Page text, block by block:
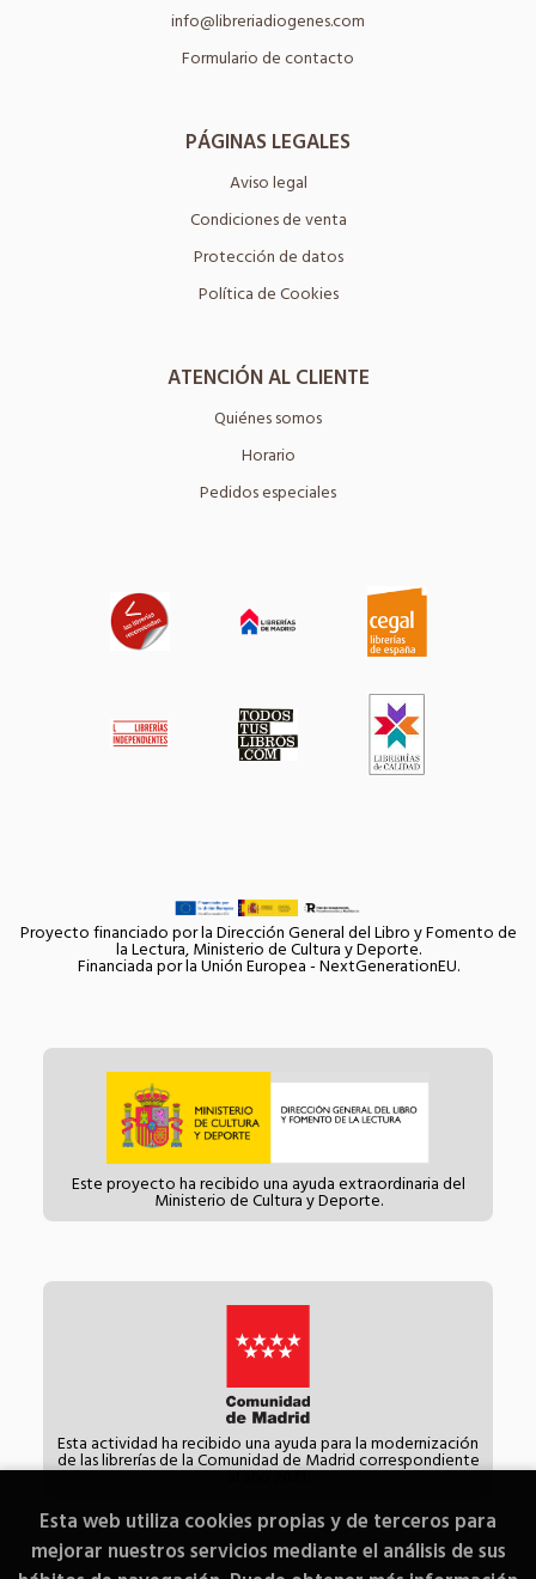
info@libreriadiogenes.com
Formulario de contacto
PÁGINAS LEGALES
Aviso legal
Condiciones de venta
Protección de datos
Política de Cookies
ATENCIÓN AL CLIENTE
Quiénes somos
Horario
Pedidos especiales
Proyecto financiado por la Dirección General del Libro y Fomento de
la Lectura, Ministerio de Cultura y Deporte.
Financiada por la Unión Europea - NextGenerationEU.
Este proyecto ha recibido una ayuda extraordinaria del
Ministerio de Cultura y Deporte.
Esta actividad ha recibido una ayuda para la modernización
de las librerías de la Comunidad de Madrid correspondiente
al año 2021.
Esta web utiliza cookies propias y de terceros para
mejorar nuestros servicios mediante el análisis de sus